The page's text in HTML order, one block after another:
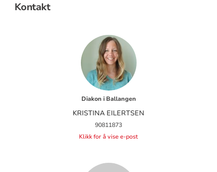
Kontakt
Diakon i Ballangen
KRISTINA EILERTSEN
90811873
Klikk for å vise e-post